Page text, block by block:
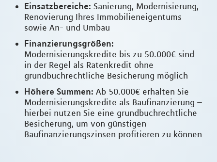
Einsatzbereiche: Sanierung, Modernisierung,
Renovierung Ihres Immobilieneigentums
sowie An- und Umbau
Finanzierungsgrößen:
Modernisierungskredite bis zu 50.000€ sind
in der Regel als Ratenkredit ohne
grundbuchrechtliche Besicherung möglich
Höhere Summen: Ab 50.000€ erhalten Sie
Modernisierungskredite als Baufinanzierung –
hierbei nutzen Sie eine grundbuchrechtliche
Besicherung, um von günstigen
Baufinanzierungszinsen profitieren zu können